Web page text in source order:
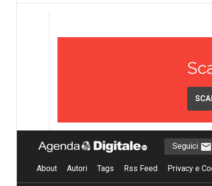
Seguici
About Autori Tags Rss Feed Privacy e